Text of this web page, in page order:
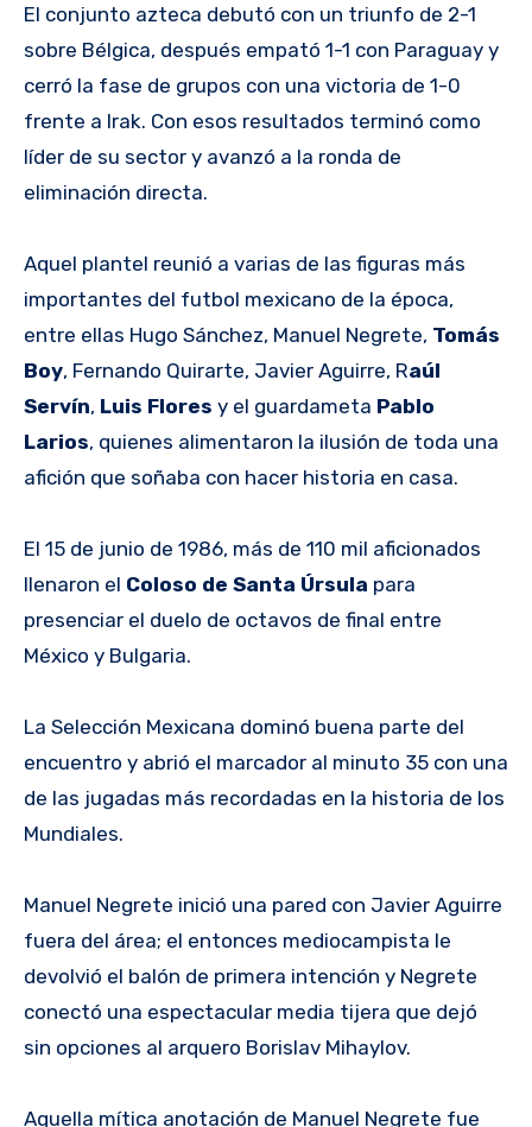
El conjunto azteca debutó con un triunfo de 2-1
sobre Bélgica, después empató 1-1 con Paraguay y
cerró la fase de grupos con una victoria de 1-0
frente a Irak. Con esos resultados terminó como
líder de su sector y avanzó a la ronda de
eliminación directa.
Aquel plantel reunió a varias de las figuras más
importantes del futbol mexicano de la época,
entre ellas Hugo Sánchez, Manuel Negrete, Tomás
Boy, Fernando Quirarte, Javier Aguirre, Raúl
Servín, Luis Flores y el guardameta Pablo
Larios, quienes alimentaron la ilusión de toda una
afición que soñaba con hacer historia en casa.
El 15 de junio de 1986, más de 110 mil aficionados
llenaron el Coloso de Santa Úrsula para
presenciar el duelo de octavos de final entre
México y Bulgaria.
La Selección Mexicana dominó buena parte del
encuentro y abrió el marcador al minuto 35 con una
de las jugadas más recordadas en la historia de los
Mundiales.
Manuel Negrete inició una pared con Javier Aguirre
fuera del área; el entonces mediocampista le
devolvió el balón de primera intención y Negrete
conectó una espectacular media tijera que dejó
sin opciones al arquero Borislav Mihaylov.
Aquella mítica anotación de Manuel Negrete fue